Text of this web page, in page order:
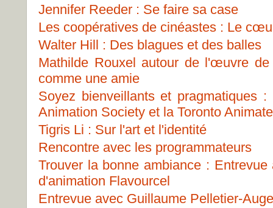
Jennifer Reeder : Se faire sa case
Les coopératives de cinéastes : Le
Walter Hill : Des blagues et des balles
Mathilde Rouxel autour de l'œuvre
comme une amie
Soyez bienveillants et pragmatiques
Animation Society et la Toronto
Tigris Li : Sur l'art et l'identité
Rencontre avec les programmateurs
Trouver la bonne ambiance :
d'animation Flavourcel
Entrevue avec Guillaume Pelletier-